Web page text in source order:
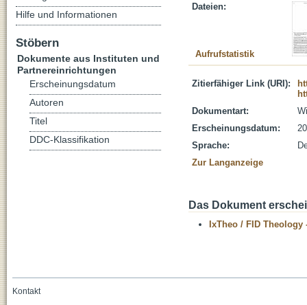
Dateien:
Aufrufstatistik
Zitierfähiger Link (URI):
Dokumentart:
Erscheinungsdatum:
Sprache:
Zur Langanzeige
Das Dokument
IxTheo / FID Theology
Hilfe und Informationen
Stöbern
Dokumente aus Instituten und
Partnereinrichtungen
Erscheinungsdatum
Autoren
Titel
DDC-Klassifikation
Kontakt